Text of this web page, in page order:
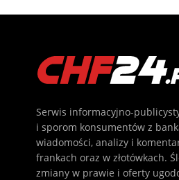
Serwis informacyjno-
i sporom konsumentów z
wiadomości, analizy i
frankach oraz w złotówkach.
zmiany w prawie i oferty